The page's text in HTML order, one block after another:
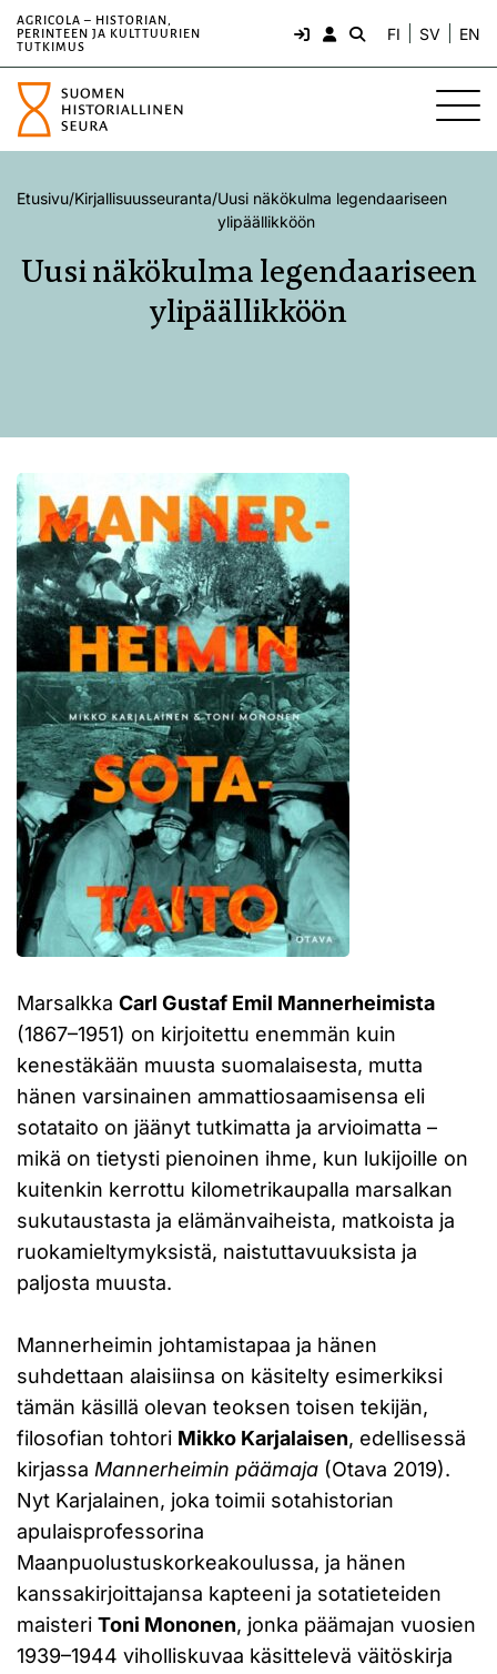
AGRICOLA – HISTORIAN,
PERINTEEN JA KULTTUURIEN
TUTKIMUS
FI SV EN
Etusivu/Kirjallisuusseuranta/Uusi näkökulma legendaariseen
ylipäällikköön
Uusi näkökulma legendaariseen
ylipäällikköön
Marsalkka Carl Gustaf Emil Mannerheimista
(1867–1951) on kirjoitettu enemmän kuin
kenestäkään muusta suomalaisesta, mutta
hänen varsinainen ammattiosaamisensa eli
sotataito on jäänyt tutkimatta ja arvioimatta –
mikä on tietysti pienoinen ihme, kun lukijoille on
kuitenkin kerrottu kilometrikaupalla marsalkan
sukutaustasta ja elämänvaiheista, matkoista ja
ruokamieltymyksistä, naistuttavuuksista ja
paljosta muusta.
Mannerheimin johtamistapaa ja hänen
suhdettaan alaisiinsa on käsitelty esimerkiksi
tämän käsillä olevan teoksen toisen tekijän,
filosofian tohtori Mikko Karjalaisen, edellisessä
kirjassa Mannerheimin päämaja (Otava 2019).
Nyt Karjalainen, joka toimii sotahistorian
apulaisprofessorina
Maanpuolustuskorkeakoulussa, ja hänen
kanssakirjoittajansa kapteeni ja sotatieteiden
maisteri Toni Mononen, jonka päämajan vuosien
1939–1944 viholliskuvaa käsittelevä väitöskirja